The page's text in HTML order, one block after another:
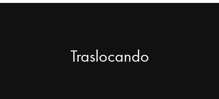
Traslocando